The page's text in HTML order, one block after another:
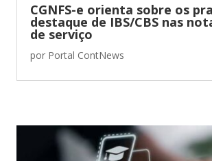
CGNFS-e orienta sobre os
destaque de IBS/CBS nas
de serviço
por Portal ContNews